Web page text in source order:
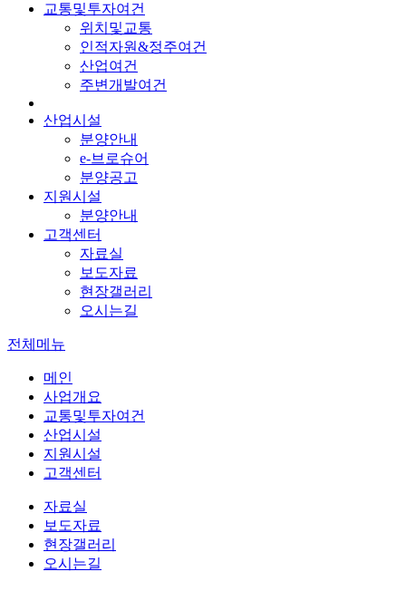
교통및투자여건
위치및교통
인적자원&정주여건
산업여건
주변개발여건
산업시설
분양안내
e-브로슈어
분양공고
지원시설
분양안내
고객센터
자료실
보도자료
현장갤러리
오시는길
전체메뉴
메인
사업개요
교통및투자여건
산업시설
지원시설
고객센터
자료실
보도자료
현장갤러리
오시는길